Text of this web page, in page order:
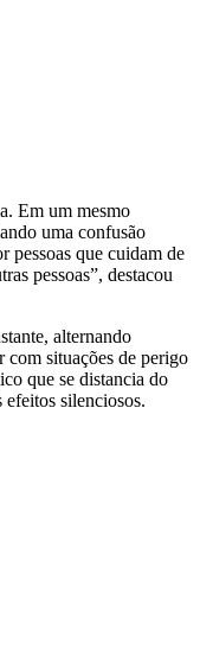
Em um mesmo
uma confusão
pessoas que cuidam de
pessoas”, destacou
alternando
com situações de perigo
que se distancia do
efeitos silenciosos.